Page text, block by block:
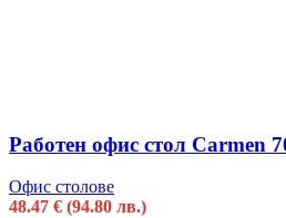
Работен офис стол Carmen
Офис столове
48.47 € (94.80 лв.)